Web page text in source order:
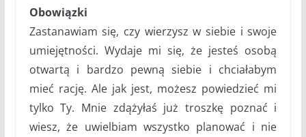
Obowiązki
Zastanawiam się, czy wierzysz w siebie i swoje
umiejętności. Wydaje mi się, że jesteś osobą
otwartą i bardzo pewną siebie i chciałabym
mieć rację. Ale jak jest, możesz powiedzieć mi
tylko Ty. Mnie zdążyłaś już troszkę poznać i
wiesz, że uwielbiam wszystko planować i nie